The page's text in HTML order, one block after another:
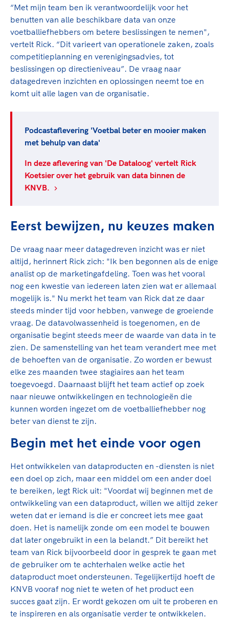
Sport verenigt. Op sportclubs, pleintjes, tijdens
een rondje fietsen, door samen te skaten of naar
de sportschool te gaan. Door samen te juichen
voor Sifan Hassan, Rico Verhoeven, Diede de
Groot en het Nederlands Elftal. Of met trots te
genieten van de karatewedstrijd van je dochter,
de halve marathon van je moeder of de
hockeywedstrijd van je buurjongen.
Clubondersteuning
Beroepskrachten
Samen voor een veilige
sportomgeving
Voor welk gedrag staat de club? Wat mag wel
hier richting aan en is dus een belangrijk
onderdeel van het clubbeleid rondom gewenst en
Lees verder
De TeamNL Academie
De TeamNL Academie biedt een leer- en
ontwikkelprogramma voor de volgende functies
binnen TeamNL programma's: experts, coaches,
bestuurders, (technisch) directeuren, managers en
toekomstig kader.
“Met mijn team ben ik verantwoordelijk voor het
benutten van alle beschikbare data van onze
voetballiefhebbers om betere beslissingen te nemen",
vertelt Rick. “Dit varieert van operationele zaken, zoals
competitieplanning en verenigingsadvies, tot
beslissingen op directieniveau”. De vraag naar
datagedreven inzichten en oplossingen neemt toe en
komt uit alle lagen van de organisatie.
Podcastaflevering 'Voetbal beter en mooier maken
met behulp van data'
In deze aflevering van 'De Dataloog' vertelt Rick
Koetsier over het gebruik van data binnen de
KNVB.
Eerst bewijzen, nu keuzes maken
De vraag naar meer datagedreven inzicht was er niet
altijd, herinnert Rick zich: "Ik ben begonnen als de enige
analist op de marketingafdeling. Toen was het vooral
nog een kwestie van iedereen laten zien wat er allemaal
mogelijk is." Nu merkt het team van Rick dat ze daar
steeds minder tijd voor hebben, vanwege de groeiende
vraag. De datavolwassenheid is toegenomen, en de
organisatie begint steeds meer de waarde van data in te
zien. De samenstelling van het team verandert mee met
de behoeften van de organisatie. Zo worden er bewust
elke zes maanden twee stagiaires aan het team
toegevoegd. Daarnaast blijft het team actief op zoek
naar nieuwe ontwikkelingen en technologieën die
kunnen worden ingezet om de voetballiefhebber nog
beter van dienst te zijn.
Begin met het einde voor ogen
Het ontwikkelen van dataproducten en -diensten is niet
een doel op zich, maar een middel om een ander doel
te bereiken, legt Rick uit: "Voordat wij beginnen met de
ontwikkeling van een dataproduct, willen we altijd zeker
weten dat er iemand is die er concreet iets mee gaat
doen. Het is namelijk zonde om een model te bouwen
dat later ongebruikt in een la belandt.” Dit bereikt het
team van Rick bijvoorbeeld door in gesprek te gaan met
de gebruiker om te achterhalen welke actie het
dataproduct moet ondersteunen. Tegelijkertijd hoeft de
KNVB vooraf nog niet te weten of het product een
succes gaat zijn. Er wordt gekozen om uit te proberen en
te inspireren en als organisatie verder te ontwikkelen.